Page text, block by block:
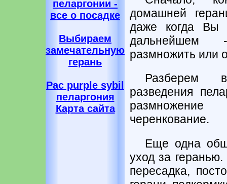
пеларгонии -
все о посадке
Выбираем
замечательную
герань
Pac purple sybil
пеларгония
Карта сайта
домашней
даже когда Вы
дальнейшем
размножить или
Разберем
разведения
черенкование.
Еще одна
уход за
пересадка,